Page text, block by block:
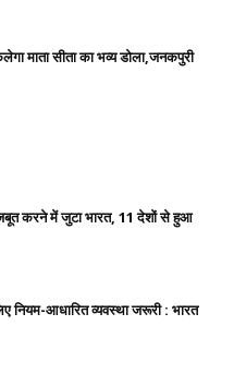
माता सीता का भव्य डोला,जनकपुरी
करने में जुटा भारत, 11 देशों से हुआ
नियम-आधारित व्यवस्था जरूरी : भारत